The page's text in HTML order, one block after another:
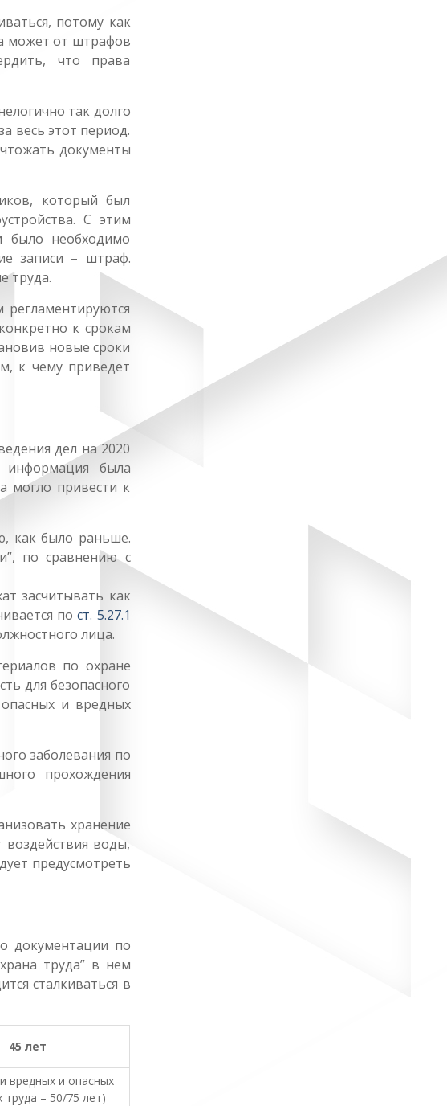
потому как
может от штрафов
что права
так долго
весь этот период.
документы
который был
С этим
было необходимо
записи – штраф.
труда.
к срокам
новые сроки
к чему приведет
дел на 2020
информация была
могло привести к
как было раньше.
по сравнению с
засчитывать как
пост. 5.27.1
лица.
по охране
для безопасного
и вредных
заболевания по
прохождения
хранение
воды,
предусмотреть
документации по
труда” в нем
сталкиваться в
45 лет
вредных и опасных
труда – 50/75 лет)